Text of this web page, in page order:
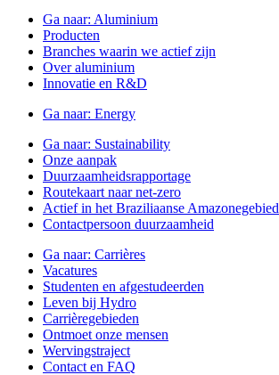
Ga naar: Aluminium
Producten
Branches waarin we actief zijn
Over aluminium
Innovatie en R&D
Ga naar: Energy
Ga naar: Sustainability
Onze aanpak
Duurzaamheidsrapportage
Routekaart naar net-zero
Actief in het Braziliaanse Amazonegebied
Contactpersoon duurzaamheid
Ga naar: Carrières
Vacatures
Studenten en afgestudeerden
Leven bij Hydro
Carrièregebieden
Ontmoet onze mensen
Wervingstraject
Contact en FAQ